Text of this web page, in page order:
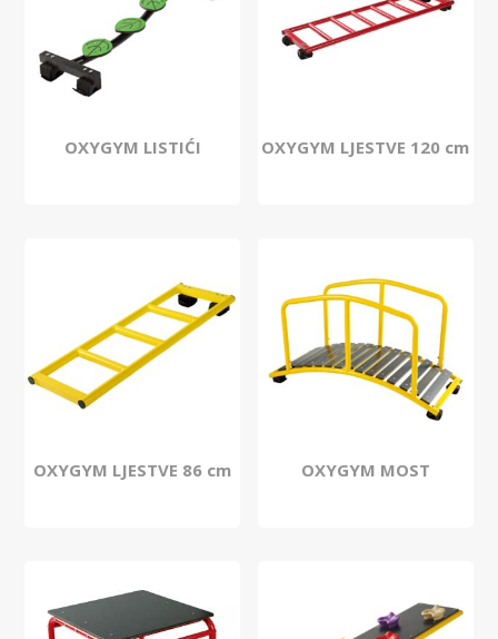
OXYGYM LISTIĆI OXYGYM LJESTVE 120 cm
OXYGYM LJESTVE 86 cm OXYGYM MOST